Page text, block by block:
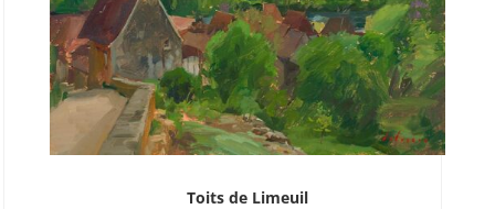
Toits de Limeuil